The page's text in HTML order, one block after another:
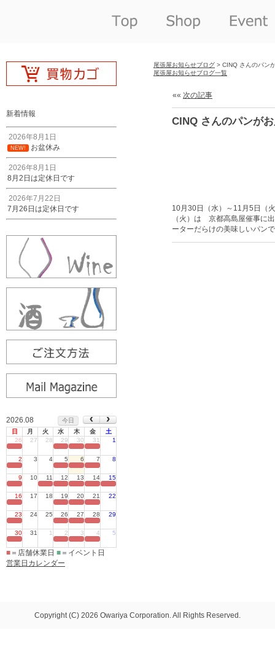
新着情報
2026年8月1日
NEW! お盆休み
2026年8月1日
8月2日は定休日です
2026年7月22日
7月26日は定休日です
2026.08
今日
日
月 火 水 木 金
土
26
27 28 29 30 31 1
2 3 4 5 6 7 8
9 10 11 12 13 14 15
16 17 18 19 20 21 22
23 24 25 26 27 28 29
30 31 1 2 3 4 5
■ ＝店舗休業日 ■ ＝イベント日
営業日カレンダー
尾張屋お知らせブログ > CINQ さんのパン
尾張屋お知らせブログ一覧
«« 次の記事
CINQ さんのパンが
10月30日（水）～11月5日（
（火）は 京都高島屋催事に
ーターだらけの美味しいパン
Copyright (C) 2026 Owariya Corporation. All Rights Reserved.